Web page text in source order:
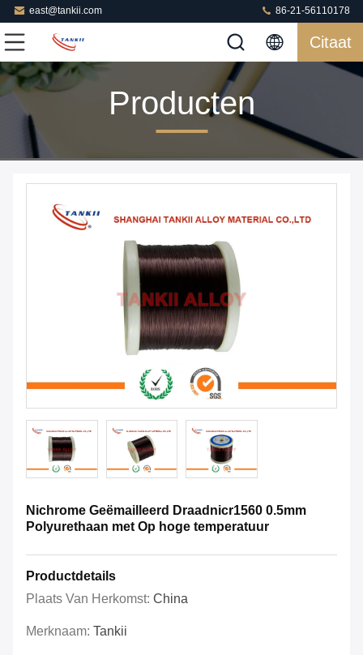
east@tankii.com 86-21-56110178
Citaat
Producten
Nichrome Geëmailleerd Draadnicr1560 0.5mm
Polyurethaan met Op hoge temperatuur
Productdetails
Plaats Van Herkomst: China
Merknaam: Tankii